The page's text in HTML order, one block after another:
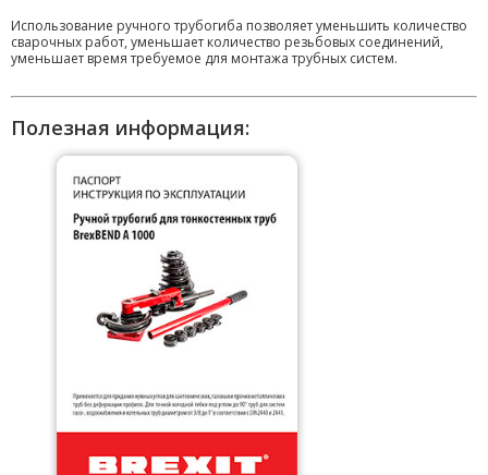
Использование ручного трубогиба позволяет уменьшить количество
сварочных работ, уменьшает количество резьбовых соединений,
уменьшает время требуемое для монтажа трубных систем.
Полезная информация: